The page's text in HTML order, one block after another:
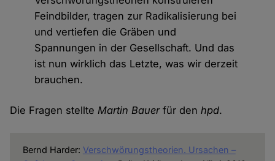
Feindbilder, tragen zur Radikalisierung bei
und vertiefen die Gräben und
Spannungen in der Gesellschaft. Und das
ist nun wirklich das Letzte, was wir derzeit
brauchen.
Die Fragen stellte Martin Bauerfür denhpd.
Bernd Harder: Verschwörungstheorien. Ursachen –